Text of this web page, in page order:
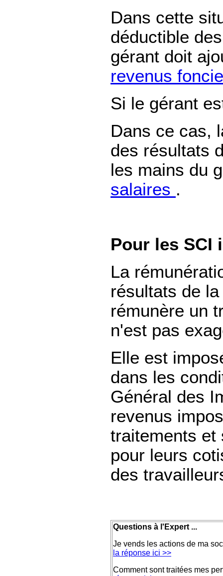
Dans cette
déductible
gérant doit
revenus
Si le gérant
Dans ce cas,
des résultats
les mains du
salaires .
Pour les SCI
La
résultats de
rémunère un
n'est pas
Elle est
dans les
Général des
revenus
traitements et
pour leurs
des
Questions à l'Expert ...
Je vends les actions de ma
la réponse ici >>
Comment sont traitées mes